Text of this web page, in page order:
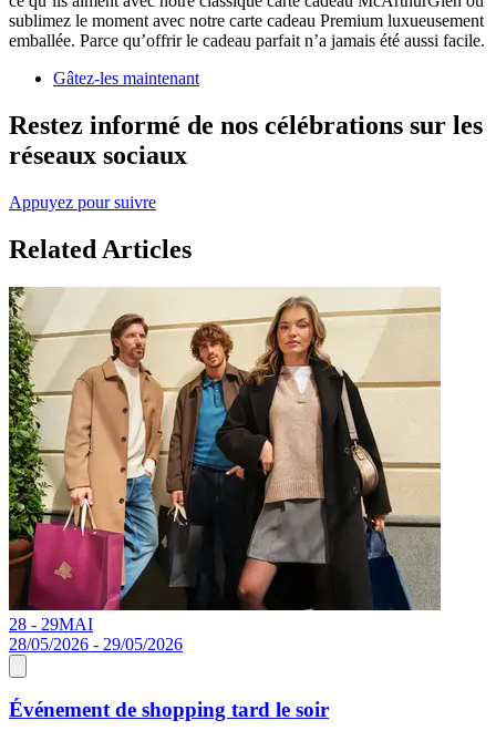
sublimez le moment avec notre carte cadeau Premium luxueusement
emballée. Parce qu’offrir le cadeau parfait n’a jamais été aussi facile.
Gâtez-les maintenant
Restez informé de nos célébrations sur les
réseaux sociaux
Appuyez pour suivre
Related Articles
28 - 29MAI
28/05/2026 - 29/05/2026
Événement de shopping tard le soir